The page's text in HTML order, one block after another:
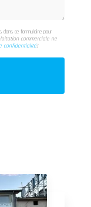
dans ce formulaire pour
commerciale ne
confidentialité)